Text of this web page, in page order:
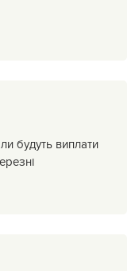
будуть виплати